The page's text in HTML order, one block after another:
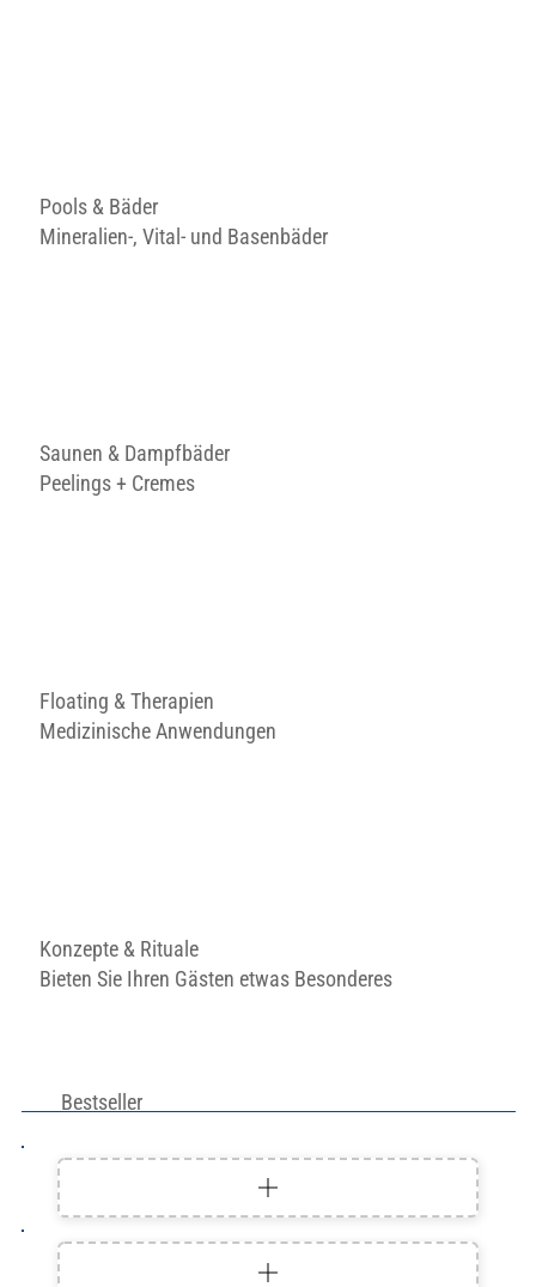
Pools & Bäder
Mineralien-, Vital- und Basenbäder
Saunen & Dampfbäder
Peelings + Cremes
Floating & Therapien
Medizinische Anwendungen
Konzepte & Rituale
Bieten Sie Ihren Gästen etwas Besonderes
Bestseller
Farb-Vitalbad
Gelbe Zitronenverbene
Sauna-Verwöhncreme